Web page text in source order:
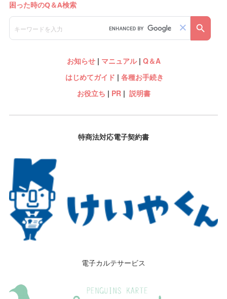
お知らせ| マニュアル| Q＆A
はじめてガイド | 各種お手続き
お役立ち | PR| 説明書
特商法対応電子契約書
電子カルテサービス